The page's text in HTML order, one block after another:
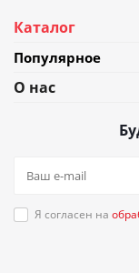
Каталог
Популярное
О нас
Я согласен на